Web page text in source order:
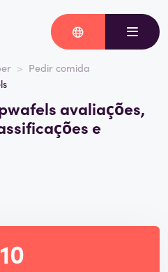
Pedir comida
avaliações,
e
10